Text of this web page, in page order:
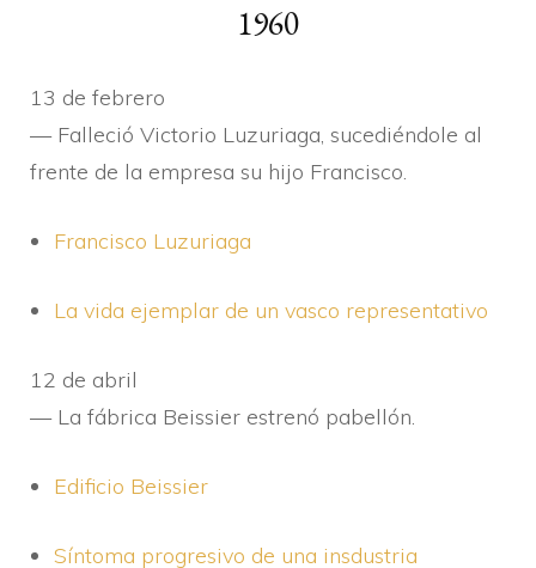
1960
13 de febrero
— Falleció Victorio Luzuriaga, sucediéndole al
frente de la empresa su hijo Francisco.
Francisco Luzuriaga
La vida ejemplar de un vasco representativo
12 de abril
— La fábrica Beissier estrenó pabellón.
Edificio Beissier
Sí­ntoma progresivo de una insdustria